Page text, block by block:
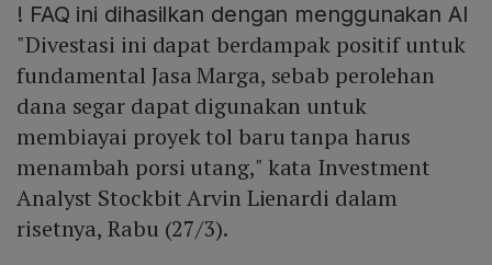
! FAQ ini dihasilkan dengan menggunakan AI
"Divestasi ini dapat berdampak positif untuk
fundamental Jasa Marga, sebab perolehan
dana segar dapat digunakan untuk
membiayai proyek tol baru tanpa harus
menambah porsi utang," kata Investment
Analyst Stockbit Arvin Lienardi dalam
risetnya, Rabu (27/3).